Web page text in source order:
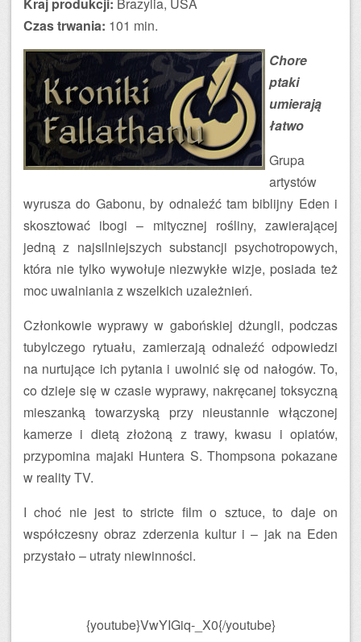
Czas trwania: 101 min.
Chore
ptaki
umierają
łatwo
Grupa
artystów
wyrusza do Gabonu, by odnaleźć tam biblijny Eden i
skosztować ibogi – mitycznej rośliny, zawierającej
jedną z najsilniejszych substancji psychotropowych,
która nie tylko wywołuje niezwykłe wizje, posiada też
moc uwalniania z wszelkich uzależnień.
Członkowie wyprawy w gabońskiej dżungli, podczas
tubylczego rytuału, zamierzają odnaleźć odpowiedzi
na nurtujące ich pytania i uwolnić się od nałogów. To,
co dzieje się w czasie wyprawy, nakręcanej toksyczną
mieszanką towarzyską przy nieustannie włączonej
kamerze i dietą złożoną z trawy, kwasu i opiatów,
przypomina majaki Huntera S. Thompsona pokazane
w reality TV.
I choć nie jest to stricte film o sztuce, to daje on
współczesny obraz zderzenia kultur i – jak na Eden
przystało – utraty niewinności.
{youtube}VwYIGiq-_X0{/youtube}